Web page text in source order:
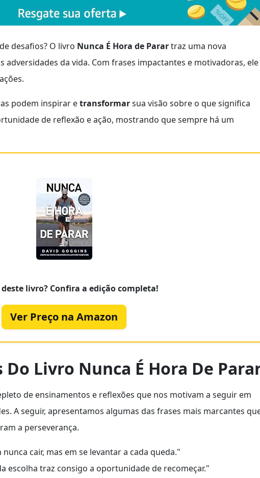
desafios? O livro Nunca É Hora de Parartraz uma nova
da vida. Com frases impactantes e motivadoras, ele
podem inspirar etransformarsua visão sobre o que significa
de reflexão e ação, mostrando que sempre há um
livro? Confira a edição completa!
Ver Preço na Amazon
Livro Nunca É Hora De
de ensinamentos e reflexões que nos motivam a seguir em
A seguir, apresentamos algumas das frases mais marcantes
a perseverança.
cair, mas em se levantar a cada queda."
escolha traz consigo a oportunidade de recomeçar."